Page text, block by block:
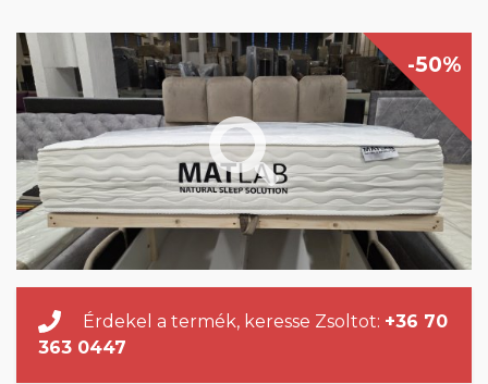
-50%
Érdekel a termék, keresse Zsoltot: +36 70
363 0447